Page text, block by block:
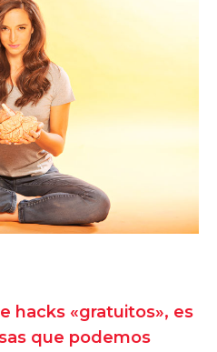
hacks «gratuitos», es
que podemos